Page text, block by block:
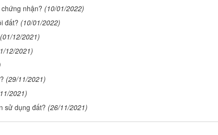
nhận? (10/01/2022)
đất? (10/01/2022)
(01/12/2021)
12/2021)
(29/11/2021)
2021)
sử dụng đất? (26/11/2021)